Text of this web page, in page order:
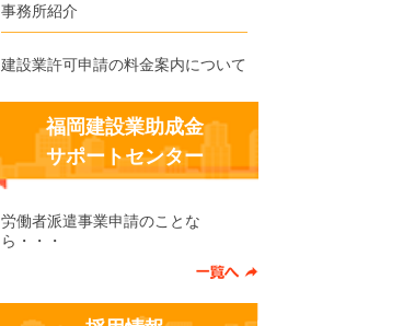
事務所紹介
建設業許可申請の料金案内について
福岡建設業助成金
サポートセンター
労働者派遣事業申請のことな
ら・・・